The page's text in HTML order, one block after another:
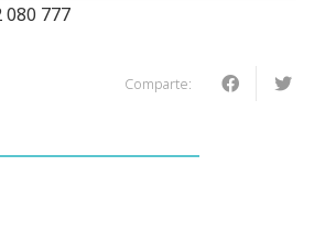
080 777
Comparte: